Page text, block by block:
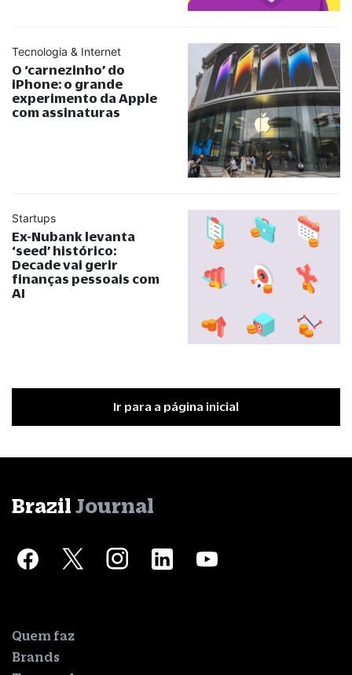
Tecnologia & Internet
O ‘carnezinho’ do
iPhone: o grande
experimento da Apple
com assinaturas
Startups
Ex-Nubank levanta
‘seed’ histórico:
Decade vai gerir
finanças pessoais com
AI
Ir para a página inicial
Brazil Journal
Quem faz
Brands